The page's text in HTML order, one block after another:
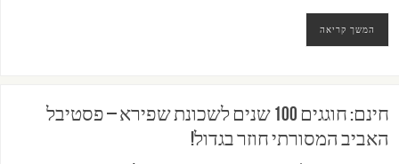
המשך קריאה
חינם: חוגגים 100 שנים לשכונת שפירא – פסטיבל
האביב המסורתי חוזר בגדול!